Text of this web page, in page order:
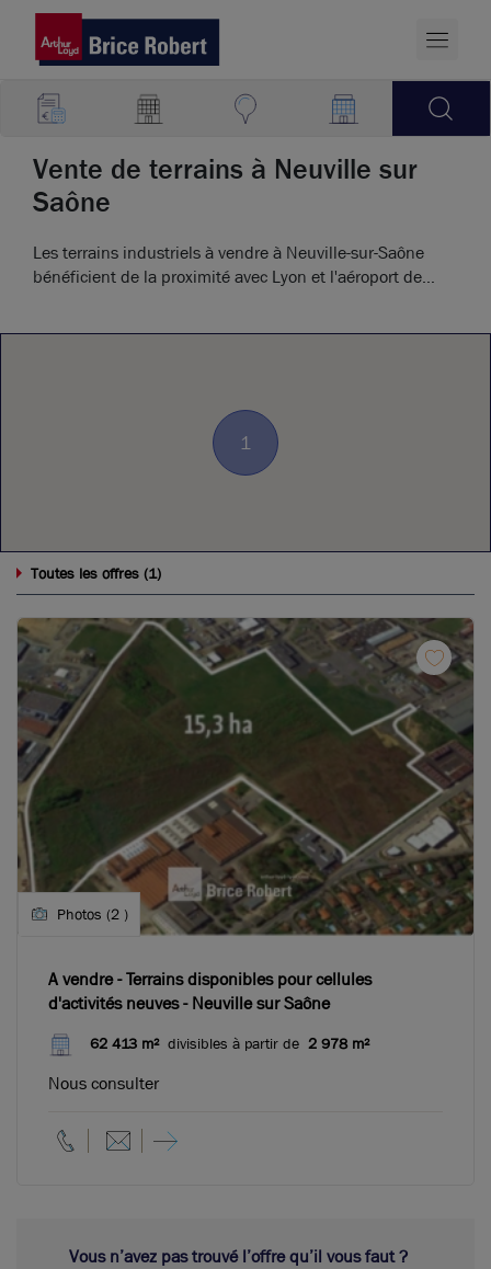
Vente de terrains à Neuville sur
Saône
Les terrains industriels à vendre à Neuville-sur-Saône
bénéficient de la proximité avec Lyon et l'aéroport de
1
Toutes les offres (1)
Photos (2 )
A vendre - Terrains disponibles pour cellules
d'activités neuves - Neuville sur Saône
62 413 m²divisibles à partir de 2 978 m²
Nous consulter
Vous n’avez pas trouvé l’offre qu’il vous faut ?